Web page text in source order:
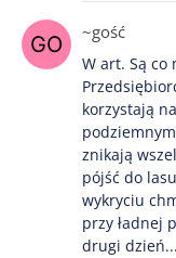
~gość
W art. Są co
korzystają
znikają
pójść do
wykryciu
przy ładnej
drugi